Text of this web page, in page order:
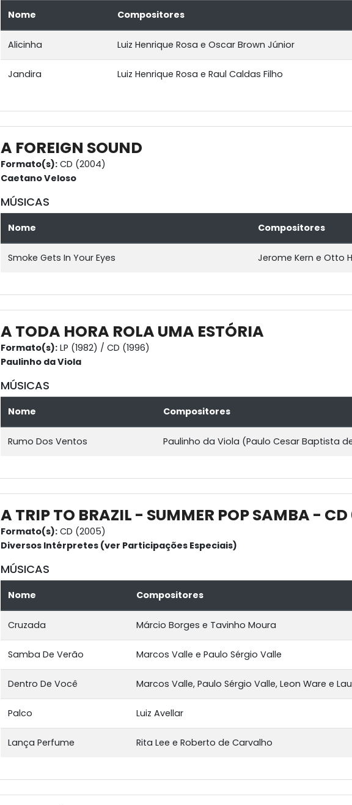
Nome Compositores
Alicinha Luiz Henrique Rosa e Oscar Brown Júnior
Jandira Luiz Henrique Rosa e Raul Caldas Filho
A FOREIGN SOUND
Formato(s): CD (2004)
Caetano Veloso
MÚSICAS
Nome Compositores
Smoke Gets In Your Eyes Jerome Kern e Otto
A TODA HORA ROLA UMA ESTÓRIA
Formato(s): LP (1982) / CD (1996)
Paulinho da Viola
MÚSICAS
Nome Compositores
Rumo Dos Ventos Paulinho da Viola (Paulo Cesar Baptista
A TRIP TO BRAZIL - SUMMER POP SAMBA -
Formato(s): CD (2005)
Diversos Intérpretes (ver Participações Especiais)
MÚSICAS
Nome Compositores
Cruzada Márcio Borges e Tavinho Moura
Samba De Verão Marcos Valle e Paulo Sérgio Valle
Dentro De Você Marcos Valle, Paulo Sérgio Valle, Leon Ware e
Palco Luiz Avellar
Lança Perfume Rita Lee e Roberto de Carvalho